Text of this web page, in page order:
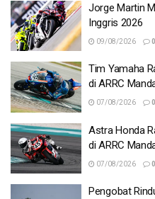
Jorge Martin
Inggris 2026
09/08/2026 0
Tim Yamaha
di ARRC
07/08/2026 0
Astra Honda
di ARRC
07/08/2026 0
Pengobat